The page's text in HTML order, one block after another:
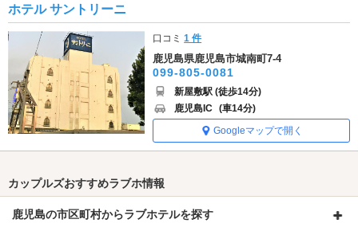
ホテル サントリーニ
口コミ1 件
鹿児島県鹿児島市城南町7-4
099-805-0081
新屋敷駅 (徒歩14分)
鹿児島IC (車14分)
Googleマップで開く
カップルズおすすめラブホ情報
鹿児島の市区町村からラブホテルを探す